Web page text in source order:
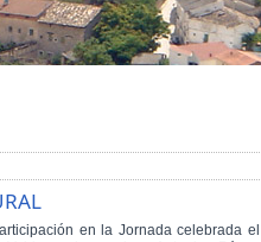
en la Jornada celebrada el